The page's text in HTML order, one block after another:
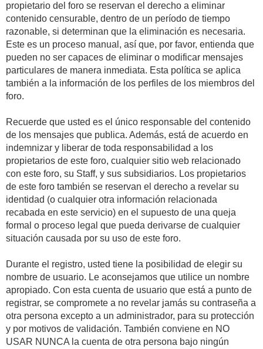
propietario del foro se reservan el derecho a eliminar
contenido censurable, dentro de un período de tiempo
razonable, si determinan que la eliminación es necesaria.
Este es un proceso manual, así que, por favor, entienda que
pueden no ser capaces de eliminar o modificar mensajes
particulares de manera inmediata. Esta política se aplica
también a la información de los perfiles de los miembros del
foro.
Recuerde que usted es el único responsable del contenido
de los mensajes que publica. Además, está de acuerdo en
indemnizar y liberar de toda responsabilidad a los
propietarios de este foro, cualquier sitio web relacionado
con este foro, su Staff, y sus subsidiarios. Los propietarios
de este foro también se reservan el derecho a revelar su
identidad (o cualquier otra información relacionada
recabada en este servicio) en el supuesto de una queja
formal o proceso legal que pueda derivarse de cualquier
situación causada por su uso de este foro.
Durante el registro, usted tiene la posibilidad de elegir su
nombre de usuario. Le aconsejamos que utilice un nombre
apropiado. Con esta cuenta de usuario que está a punto de
registrar, se compromete a no revelar jamás su contraseña a
otra persona excepto a un administrador, para su protección
y por motivos de validación. También conviene en NO
USAR NUNCA la cuenta de otra persona bajo ningún